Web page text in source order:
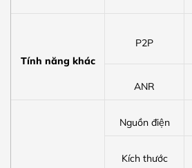
Tính năng khác
P2P
ANR
Nguồn điện
Kích thước